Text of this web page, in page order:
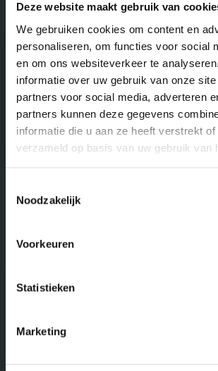
Deze website maakt gebruik van
We gebruiken cookies om content en
personaliseren, om functies voor social
en om ons websiteverkeer te
informatie over uw gebruik van onze
partners voor social media, adverteren
partners kunnen deze gegevens
informatie die u aan ze heeft verstrekt
verzameld op basis van uw gebruik van
Noodzakelijk
Voorkeuren
Statistieken
Marketing